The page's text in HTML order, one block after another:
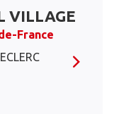
VILLAGE
France